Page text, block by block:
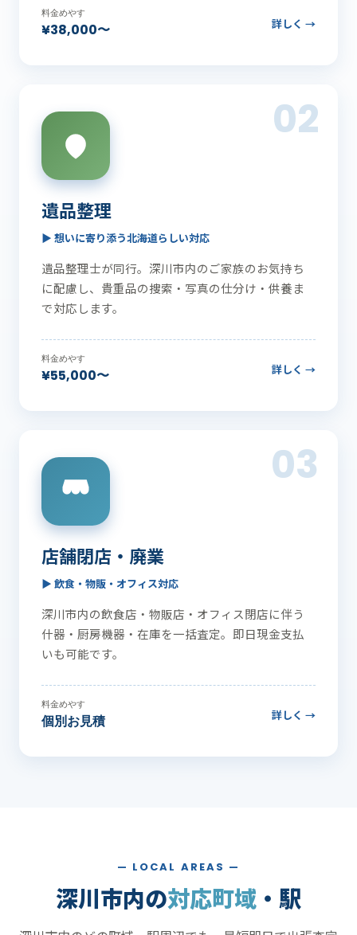
料金めやす
¥38,000〜 詳しく →
02
遺品整理
▶ 想いに寄り添う北海道らしい対応
遺品整理士が同行。深川市内のご家族のお気持ち
に配慮し、貴重品の捜索・写真の仕分け・供養ま
で対応します。
料金めやす
¥55,000〜 詳しく →
03
店舗閉店・廃業
▶ 飲食・物販・オフィス対応
深川市内の飲食店・物販店・オフィス閉店に伴う
什器・厨房機器・在庫を一括査定。即日現金支払
いも可能です。
料金めやす
個別お見積 詳しく →
— LOCAL AREAS —
深川市内の対応町域 ・駅